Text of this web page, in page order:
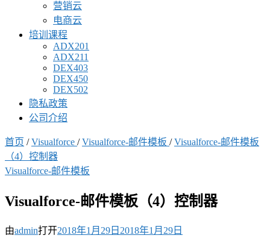
营销云
电商云
培训课程
ADX201
ADX211
DEX403
DEX450
DEX502
隐私政策
公司介绍
首页 / Visualforce / Visualforce-邮件模板 / Visualforce-邮件模板
（4）控制器
Visualforce-邮件模板
Visualforce-邮件模板（4）控制器
由admin打开2018年1月29日 2018年1月29日